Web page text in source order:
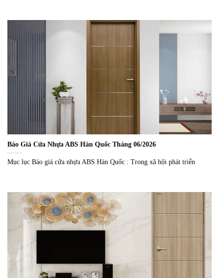
Báo Giá Cửa Nhựa ABS Hàn Quốc Tháng 06/2026
Mục lục Báo giá cửa nhựa ABS Hàn Quốc : Trong xã hội phát triển